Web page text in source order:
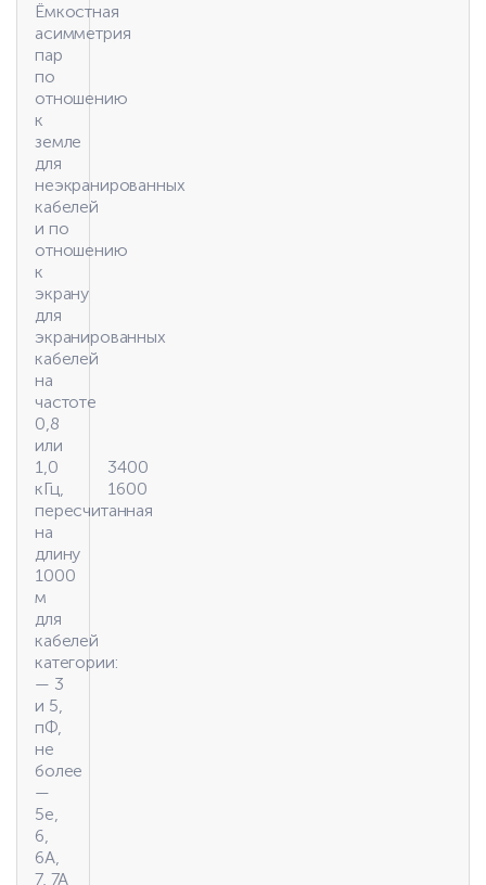
Ёмкостная
асимметрия
пар
по
отношению
к
земле
для
неэкранированных
кабелей
и по
отношению
к
экрану
для
экранированных
кабелей
на
частоте
0,8
или
1,0
кГц,
пересчитанная
на
длину
1000
м
для
кабелей
категории:
— 3
и 5,
пФ,
не
более
—
5е,
6,
6А,
7, 7А
3400
1600